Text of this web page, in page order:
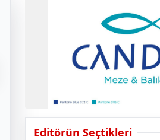
Editörün Seçtikleri